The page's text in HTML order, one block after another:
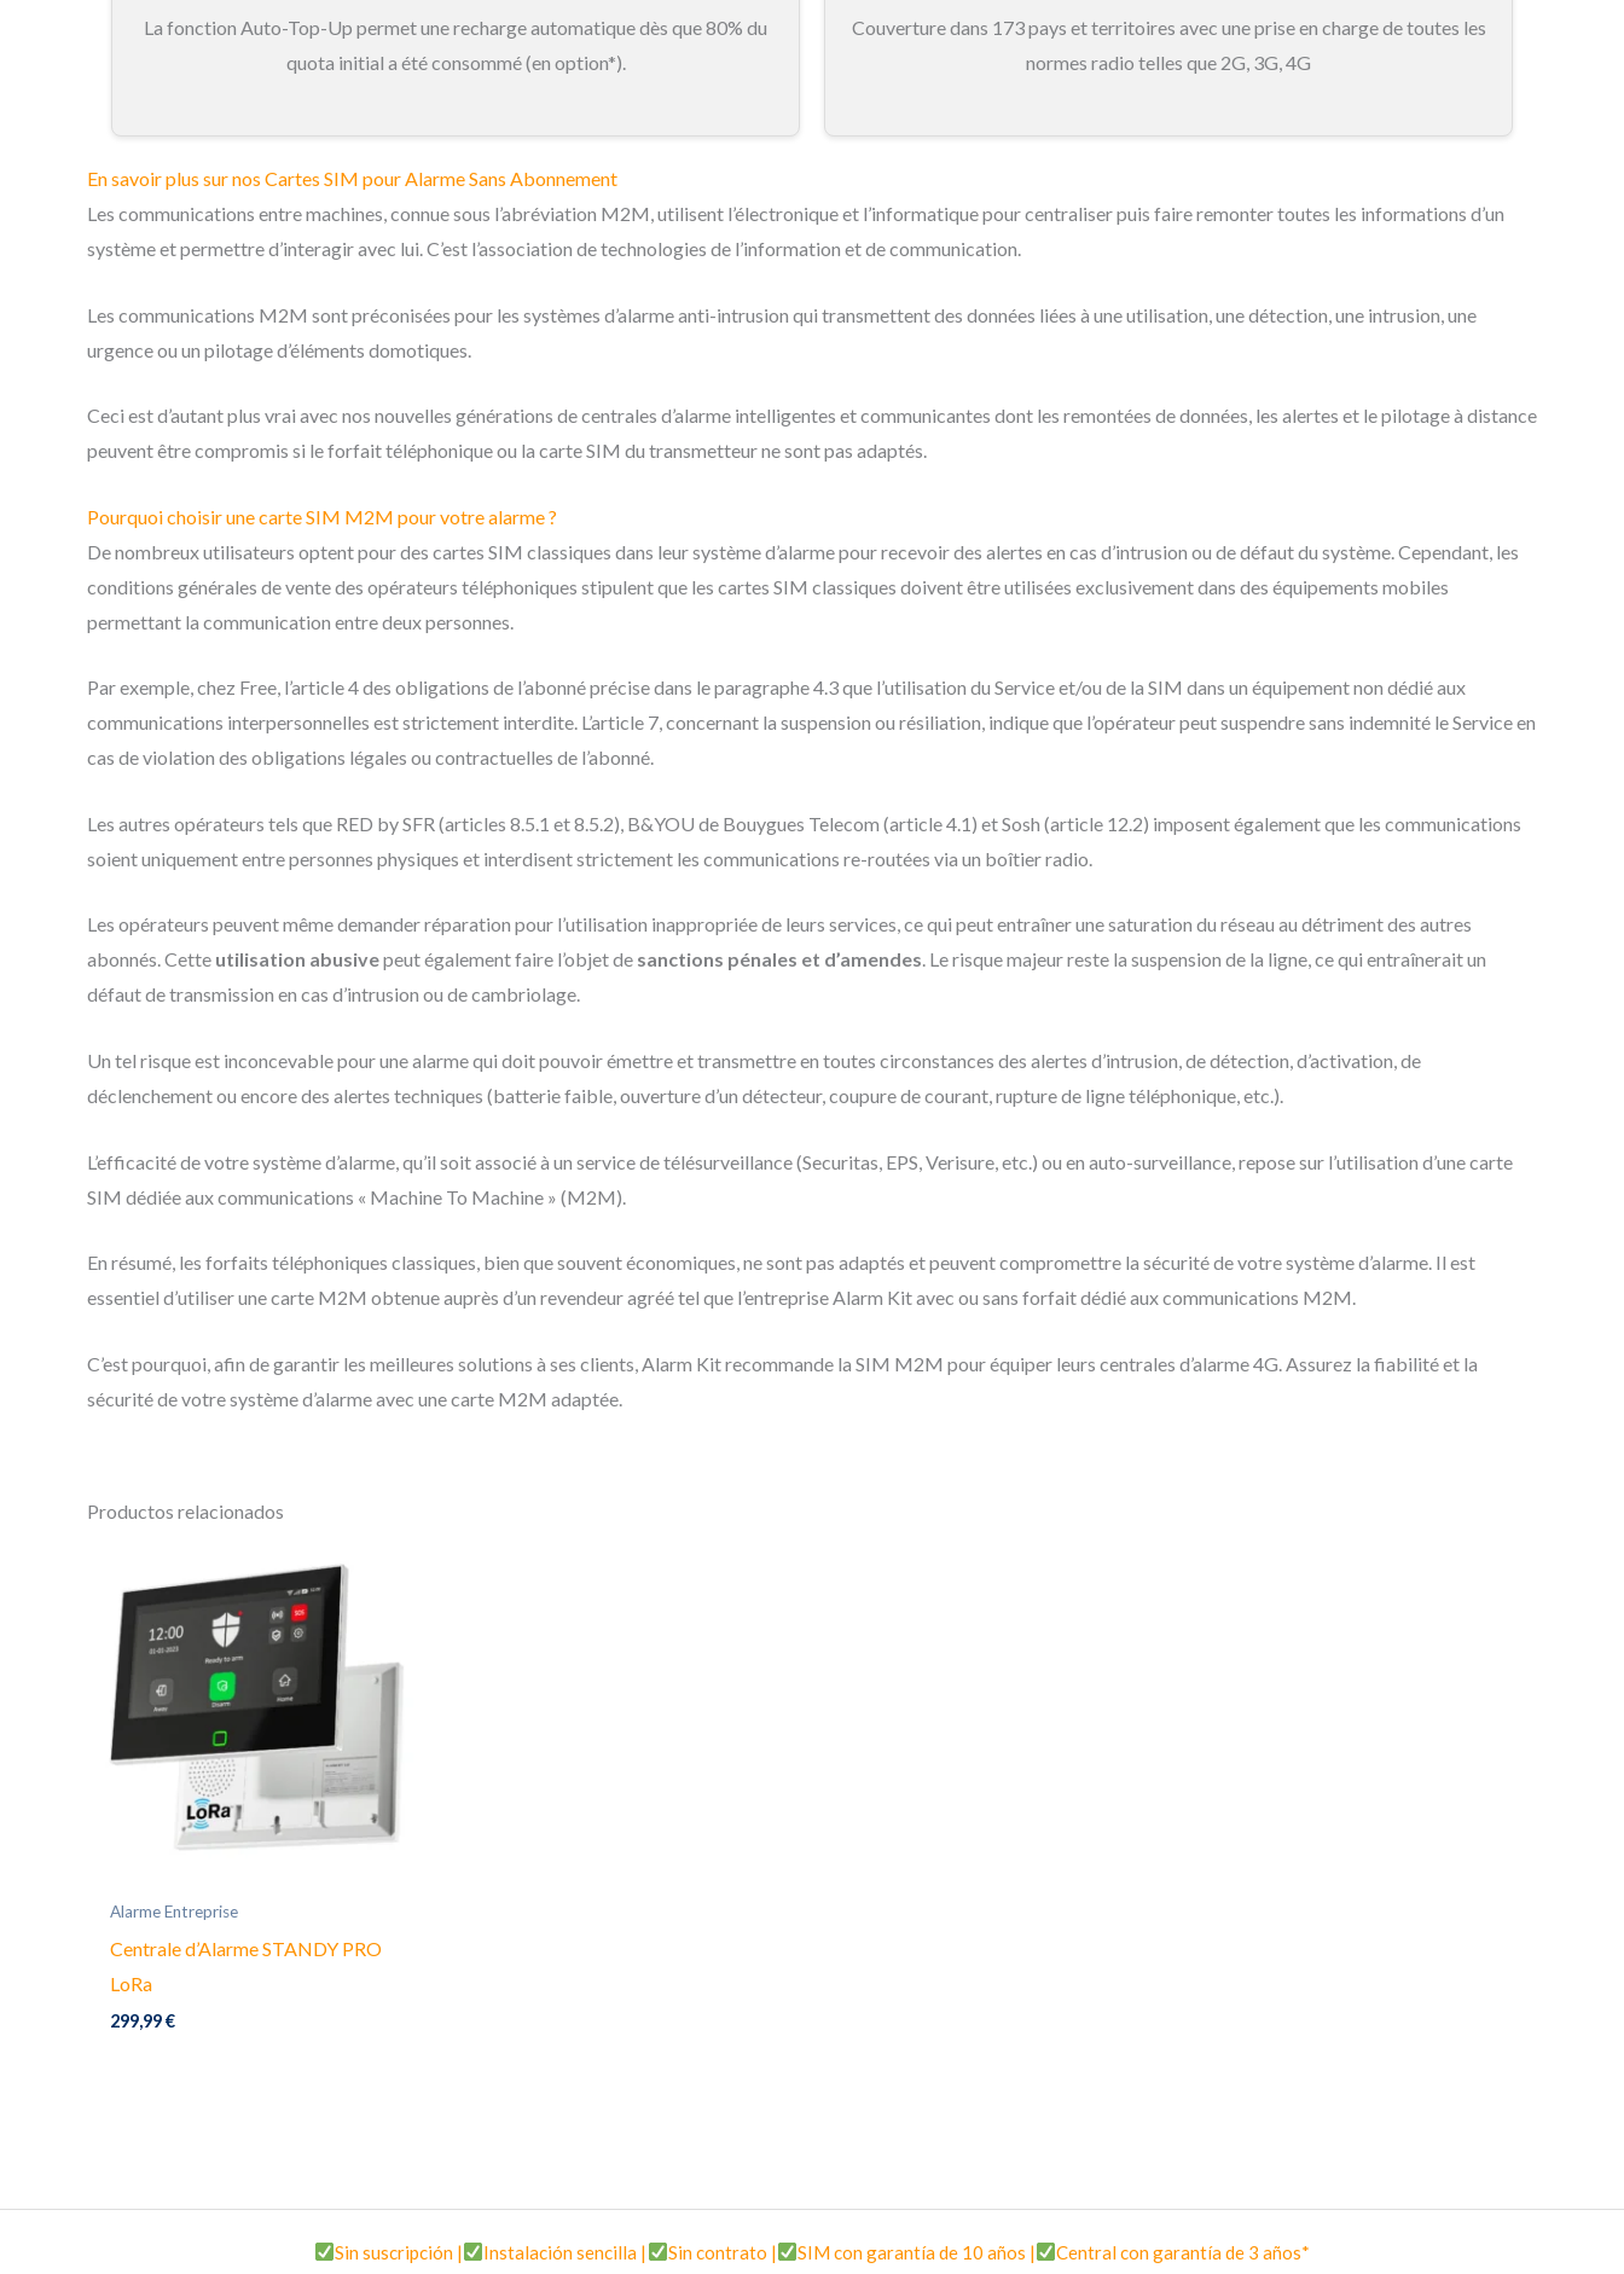
La fonction Auto-Top-Up permet une recharge automatique dès que 80% du
quota initial a été consommé (en option*).
Couverture dans 173 pays et territoires avec une prise en charge de toutes les
normes radio telles que 2G, 3G, 4G
En savoir plus sur nos Cartes SIM pour Alarme Sans Abonnement
Les communications entre machines, connue sous l’abréviation M2M, utilisent l’électronique et l’informatique pour centraliser puis faire remonter toutes les informations d’un
système et permettre d’interagir avec lui. C’est l’association de technologies de l’information et de communication.
Les communications M2M sont préconisées pour les systèmes d’alarme anti-intrusion qui transmettent des données liées à une utilisation, une détection, une intrusion, une
urgence ou un pilotage d’éléments domotiques.
Ceci est d’autant plus vrai avec nos nouvelles générations de centrales d’alarme intelligentes et communicantes dont les remontées de données, les alertes et le pilotage à distance
peuvent être compromis si le forfait téléphonique ou la carte SIM du transmetteur ne sont pas adaptés.
Pourquoi choisir une carte SIM M2M pour votre alarme ?
De nombreux utilisateurs optent pour des cartes SIM classiques dans leur système d’alarme pour recevoir des alertes en cas d’intrusion ou de défaut du système. Cependant, les
conditions générales de vente des opérateurs téléphoniques stipulent que les cartes SIM classiques doivent être utilisées exclusivement dans des équipements mobiles
permettant la communication entre deux personnes.
Par exemple, chez Free, l’article 4 des obligations de l’abonné précise dans le paragraphe 4.3 que l’utilisation du Service et/ou de la SIM dans un équipement non dédié aux
communications interpersonnelles est strictement interdite. L’article 7, concernant la suspension ou résiliation, indique que l’opérateur peut suspendre sans indemnité le Service en
cas de violation des obligations légales ou contractuelles de l’abonné.
Les autres opérateurs tels que RED by SFR (articles 8.5.1 et 8.5.2), B&YOU de Bouygues Telecom (article 4.1) et Sosh (article 12.2) imposent également que les communications
soient uniquement entre personnes physiques et interdisent strictement les communications re-routées via un boîtier radio.
Les opérateurs peuvent même demander réparation pour l’utilisation inappropriée de leurs services, ce qui peut entraîner une saturation du réseau au détriment des autres
abonnés. Cette utilisation abusivepeut également faire l’objet de sanctions pénales et d’amendes. Le risque majeur reste la suspension de la ligne, ce qui entraînerait un
défaut de transmission en cas d’intrusion ou de cambriolage.
Un tel risque est inconcevable pour une alarme qui doit pouvoir émettre et transmettre en toutes circonstances des alertes d’intrusion, de détection, d’activation, de
déclenchement ou encore des alertes techniques (batterie faible, ouverture d’un détecteur, coupure de courant, rupture de ligne téléphonique, etc.).
L’efficacité de votre système d’alarme, qu’il soit associé à un service de télésurveillance (Securitas, EPS, Verisure, etc.) ou en auto-surveillance, repose sur l’utilisation d’une carte
SIM dédiée aux communications « Machine To Machine » (M2M).
En résumé, les forfaits téléphoniques classiques, bien que souvent économiques, ne sont pas adaptés et peuvent compromettre la sécurité de votre système d’alarme. Il est
essentiel d’utiliser une carte M2M obtenue auprès d’un revendeur agréé tel que l’entreprise Alarm Kit avec ou sans forfait dédié aux communications M2M.
C’est pourquoi, afin de garantir les meilleures solutions à ses clients, Alarm Kit recommande la SIM M2M pour équiper leurs centrales d’alarme 4G. Assurez la fiabilité et la
sécurité de votre système d’alarme avec une carte M2M adaptée.
Productos relacionados
Alarme Entreprise
Centrale d’Alarme STANDY PRO
LoRa
299,99€
Sin suscripción | Instalación sencilla | Sin contrato | SIM con garantía de 10 años | Central con garantía de 3 años*